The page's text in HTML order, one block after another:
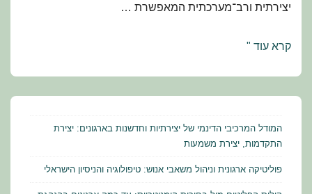
יצירתית ורב־מערכתית המאפשרת …
מדע
חכם
באינטרנט
בחברה
קרא עוד "
המודל המרכיבי הדינמי של יצירתיות וחדשנות בארגונים: יצירת
התקדמות, יצירת משמעות
פוליטיקה ארגונית וניהול משאבי אנוש: טיפולוגיה והניסיון הישראלי